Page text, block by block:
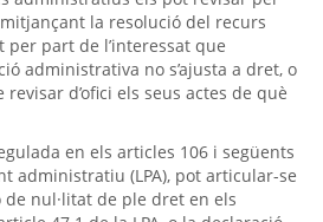
la resolució del recurs
part de l’interessat que
administrativa no s’ajusta a dret, o
d’ofici els seus actes de què
en els articles 106 i següents
administratiu (LPA), pot articular-se
nul·litat de ple dret en els